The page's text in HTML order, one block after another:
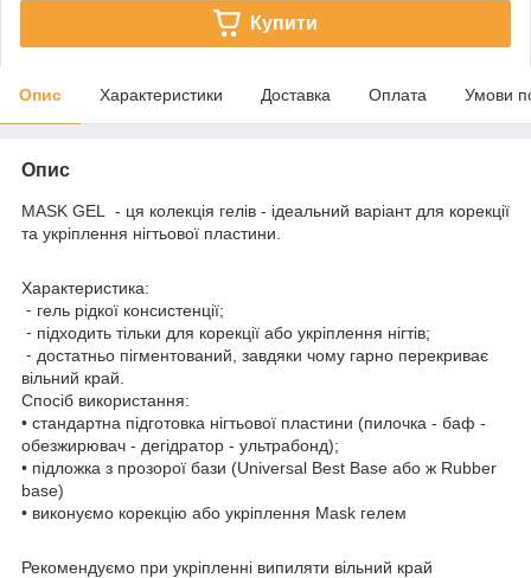
Купити
Опис Характеристики Доставка Оплата Умови
Опис
MASK GEL - ця колекція гелів - ідеальний варіант для корекції
та укріплення нігтьової пластини.
Характеристика:
⁃ гель рідкої консистенції;
⁃ підходить тільки для корекції або укріплення нігтів;
⁃ достатньо пігментований, завдяки чому гарно перекриває
вільний край.
Спосіб використання:
• стандартна підготовка нігтьової пластини (пилочка - баф -
обезжирювач - дегідратор - ультрабонд);
• підложка з прозорої бази (Universal Best Base або ж Rubber
base)
• виконуємо корекцію або укріплення Mask гелем
Рекомендуємо при укріпленні випиляти вільний край